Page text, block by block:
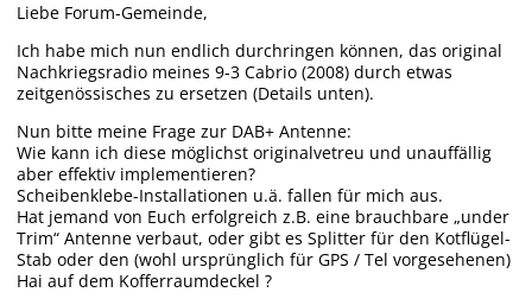
Liebe Forum-Gemeinde,
Ich habe mich nun endlich durchringen können, das original
Nachkriegsradio meines 9-3 Cabrio (2008) durch etwas
zeitgenössisches zu ersetzen (Details unten).
Nun bitte meine Frage zur DAB+ Antenne:
Wie kann ich diese möglichst originalvetreu und unauffällig
aber effektiv implementieren?
Scheibenklebe-Installationen u.ä. fallen für mich aus.
Hat jemand von Euch erfolgreich z.B. eine brauchbare „under
Trim“ Antenne verbaut, oder gibt es Splitter für den Kotflügel-
Stab oder den (wohl ursprünglich für GPS / Tel vorgesehenen)
Hai auf dem Kofferraumdeckel ?